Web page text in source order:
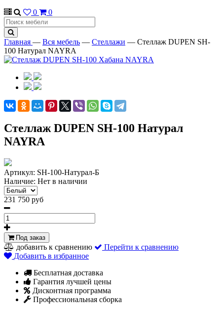
0
0
Главная — Вся мебель — Стеллажи — Стеллаж DUPEN SH-
100 Натурал NAYRA
Стеллаж DUPEN SH-100 Натурал
NAYRA
Артикул: SH-100-Натурал-Б
Наличие: Нет в наличии
231 750 руб
Под заказ
добавить к сравнению
Перейти к сравнению
Добавить в избранное
Бесплатная доставка
Гарантия лучшей цены
Дисконтная программа
Профессиональная сборка